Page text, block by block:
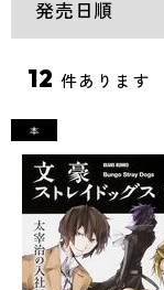
12 件あります